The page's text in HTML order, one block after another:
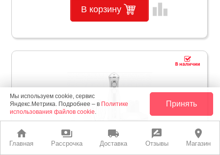
home
Главная
payments
Рассрочка
local_shipping
Доставка
rate_review
Отзывы
place
Магазин
В корзину leaderboard
Мы используем cookie, сервис
Яндекс.Метрика. Подробнее – в Политике
использования файлов cookie.
Принять